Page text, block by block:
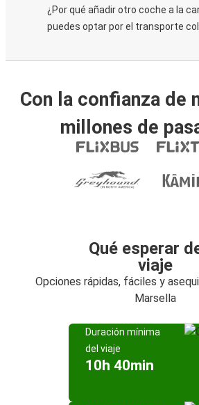
¿Por qué añadir otro coche a la
puedes optar por el transporte
Con la confianza de
millones de
Qué esperar
viaje
Opciones rápidas, fáciles y
Marsella
Duración mínima
del viaje
10h 40min